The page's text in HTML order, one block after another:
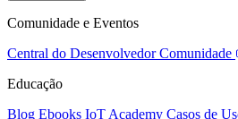
Comunidade e Eventos
Central do Desenvolvedor Comunidade
Educação
Blog Ebooks IoT Academy Casos de